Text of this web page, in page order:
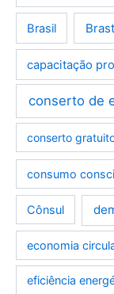
Brasil
capacitação
conserto de
conserto
consumo
Cônsul
economia
eficiência